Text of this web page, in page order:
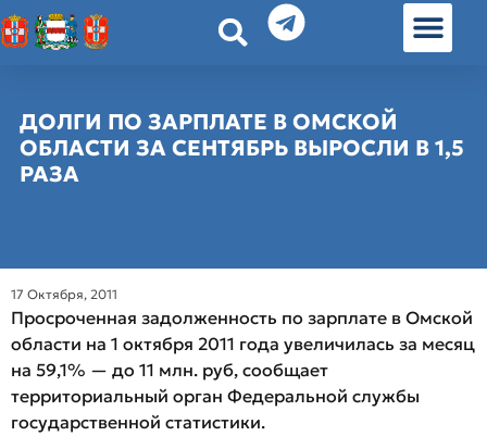
ДОЛГИ ПО ЗАРПЛАТЕ В ОМСКОЙ
ОБЛАСТИ ЗА СЕНТЯБРЬ ВЫРОСЛИ В 1,5
РАЗА
17 Октября, 2011
Просроченная задолженность по зарплате в Омской
области на 1 октября 2011 года увеличилась за месяц
на 59,1% — до 11 млн. руб, сообщает
территориальный орган Федеральной службы
государственной статистики.